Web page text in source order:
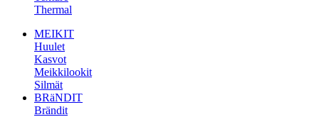
Thermal
MEIKIT
Huulet
Kasvot
Meikkilookit
Silmät
BRäNDIT
Brändit